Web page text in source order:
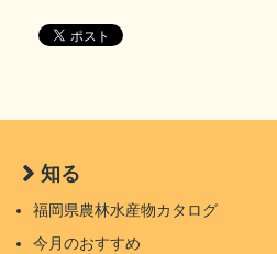
知る
福岡県農林水産物カタログ
今月のおすすめ